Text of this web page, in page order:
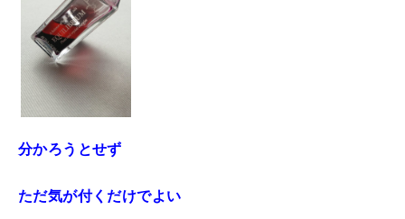
分かろうとせず
ただ気が付くだけでよい